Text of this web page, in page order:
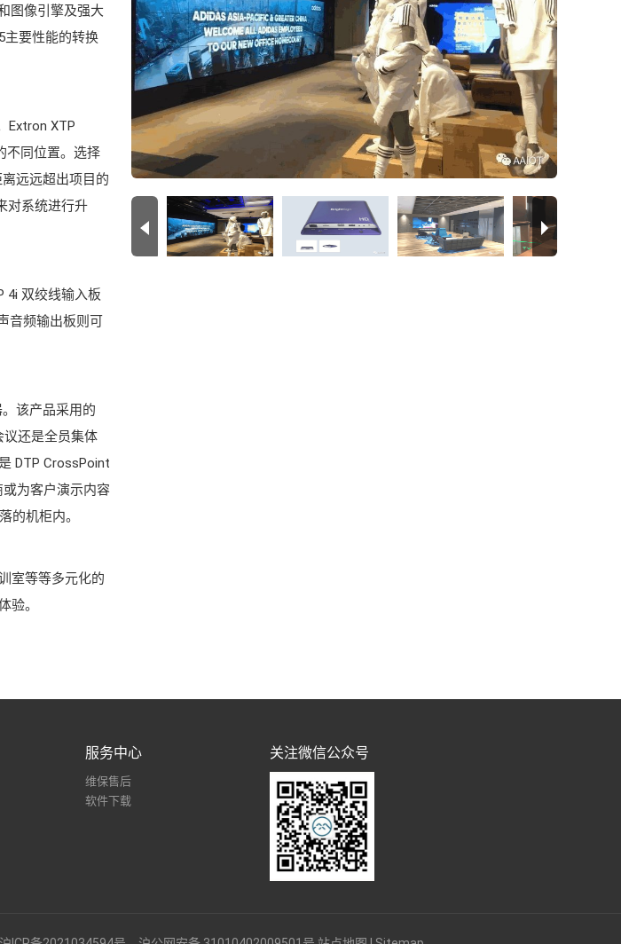
图像引擎及强大
主要性能的转换
Extron XTP
不同位置。选择
远远超出项目的
对系统进行升
4i 双绞线输入板
音频输出板则可
该产品采用的
还是全员集体
DTP CrossPoint
为客户演示内容
的机柜内。
室等等多元化的
验。
服务中心
维保售后
软件下载
关注微信公众号